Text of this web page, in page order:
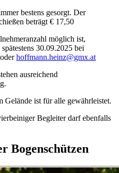
bestens gesorgt. Der
beträgt € 17,50
möglich ist,
30.09.2025 bei
oderhoffmann.heinz@gmx.at
ausreichend
ist für alle gewährleistet.
Begleiter darf ebenfalls
Bogenschützen